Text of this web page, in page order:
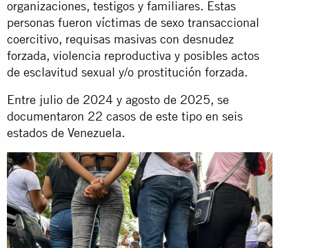
organizaciones, testigos y familiares. Estas
personas fueron víctimas de sexo transaccional
coercitivo, requisas masivas con desnudez
forzada, violencia reproductiva y posibles actos
de esclavitud sexual y/o prostitución forzada.
Entre julio de 2024 y agosto de 2025, se
documentaron 22 casos de este tipo en seis
estados de Venezuela.